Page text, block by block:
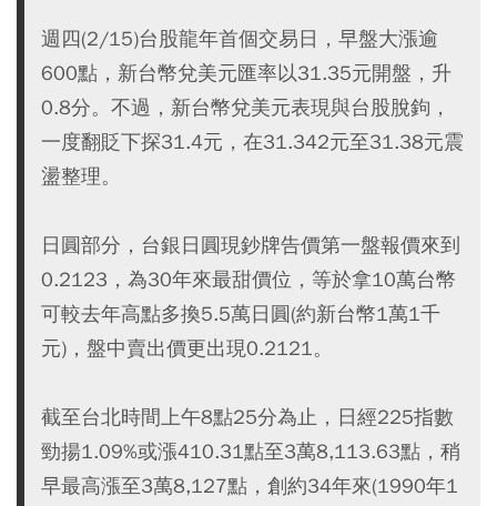
週四(2/15)台股龍年首個交易日，早盤大漲逾
600點，新台幣兌美元匯率以31.35元開盤，升
0.8分。不過，新台幣兌美元表現與台股脫鉤，
一度翻貶下探31.4元，在31.342元至31.38元震
盪整理。
日圓部分，台銀日圓現鈔牌告價第一盤報價來到
0.2123，為30年來最甜價位，等於拿10萬台幣
可較去年高點多換5.5萬日圓(約新台幣1萬1千
元)，盤中賣出價更出現0.2121。
截至台北時間上午8點25分為止，日經225指數
勁揚1.09%或漲410.31點至3萬8,113.63點，稍
早最高漲至3萬8,127點，創約34年來(1990年1